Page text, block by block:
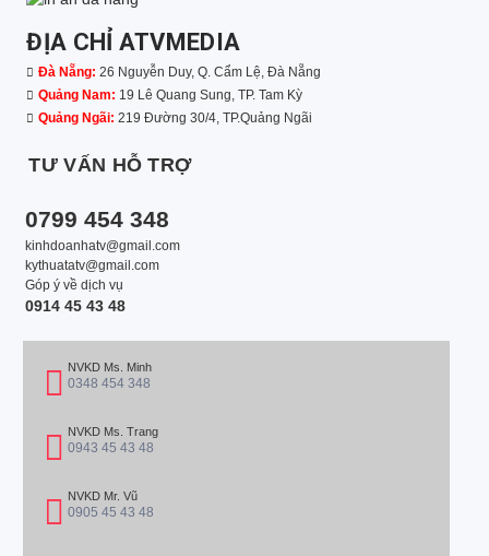
ĐỊA CHỈ ATVMEDIA
Đà Nẵng: 26 Nguyễn Duy, Q. Cẩm Lệ, Đà Nẵng
Quảng Nam: 19 Lê Quang Sung, TP. Tam Kỳ
Quảng Ngãi: 219 Đường 30/4, TP.Quảng Ngãi
TƯ VẤN HỖ TRỢ
0799 454 348
kinhdoanhatv@gmail.com
kythuatatv@gmail.com
Góp ý về dịch vụ
0914 45 43 48
NVKD Ms. Minh
0348 454 348
NVKD Ms. Trang
0943 45 43 48
NVKD Mr. Vũ
0905 45 43 48